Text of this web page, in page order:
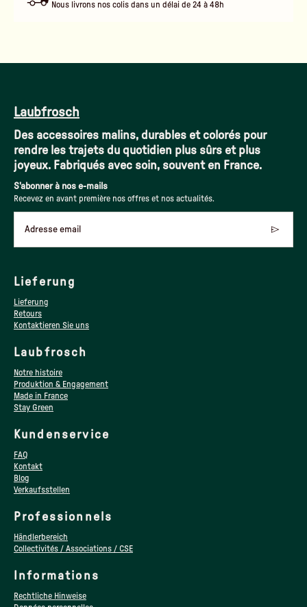
Nous livrons nos colis dans un délai de 24 à 48h
Laubfrosch
Des accessoires malins, durables et colorés pour
rendre les trajets du quotidien plus sûrs et plus
joyeux. Fabriqués avec soin, souvent en France.
S'abonner à nos e-mails
Recevez en avant première nos offres et nos actualités.
Adresse email
Lieferung
Lieferung
Retours
Kontaktieren Sie uns
Laubfrosch
Notre histoire
Produktion & Engagement
Made in France
Stay Green
Kundenservice
FAQ
Kontakt
Blog
Verkaufsstellen
Professionnels
Händlerbereich
Collectivités / Associations / CSE
Informations
Rechtliche Hinweise